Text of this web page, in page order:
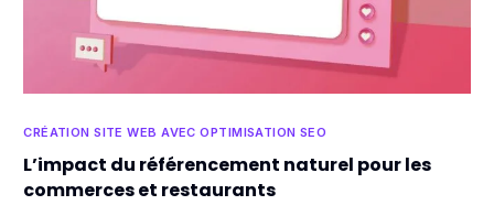
CRÉATION SITE WEB AVEC OPTIMISATION SEO
L’impact du référencement naturel pour les
commerces et restaurants